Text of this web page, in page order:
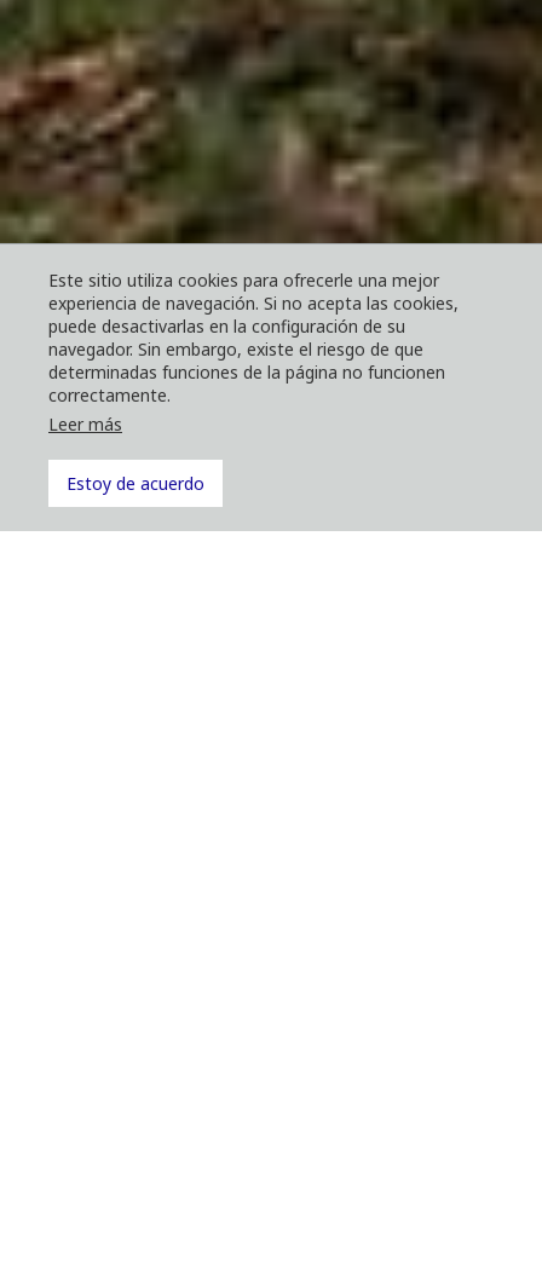
Komatsu 898
Autocargador productivo con gran
Este sitio utiliza cookies para ofrecerle una mejor
experiencia de navegación. Si no acepta las cookies,
puede desactivarlas en la configuración de su
navegador. Sin embargo, existe el riesgo de que
determinadas funciones de la página no funcionen
correctamente.
Leer más
Estoy de acuerdo